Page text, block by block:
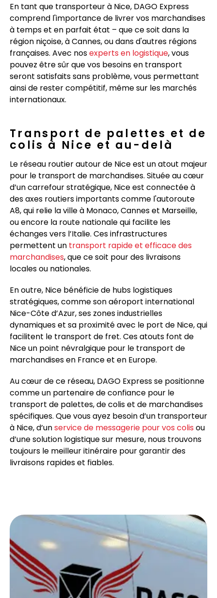
En tant que transporteur à Nice, DAGO Express
comprend l'importance de livrer vos marchandises
à temps et en parfait état – que ce soit dans la
région niçoise, à Cannes, ou dans d'autres régions
françaises. Avec nosexperts en logistique, vous
pouvez être sûr que vos besoins en transport
seront satisfaits sans problème, vous permettant
ainsi de rester compétitif, même sur les marchés
internationaux.
Transport de palettes et de
colis à Nice et au-delà
Le réseau routier autour de Nice est un atout majeur
pour le transport de marchandises. Située au cœur
d’un carrefour stratégique, Nice est connectée à
des axes routiers importants comme l'autoroute
A8, qui relie la ville à Monaco, Cannes et Marseille,
ou encore la route nationale qui facilite les
échanges vers l’Italie. Ces infrastructures
permettent un transport rapide et efficace des
marchandises, que ce soit pour des livraisons
locales ou nationales.
En outre, Nice bénéficie de hubs logistiques
stratégiques, comme son aéroport international
Nice-Côte d’Azur, ses zones industrielles
dynamiques et sa proximité avec le port de Nice, qui
facilitent le transport de fret. Ces atouts font de
Nice un point névralgique pour le transport de
marchandises en France et en Europe.
Au cœur de ce réseau, DAGO Express se positionne
comme un partenaire de confiance pour le
transport de palettes, de colis et de marchandises
spécifiques. Que vous ayez besoin d’un transporteur
à Nice, d’unservice de messagerie pour vos colis ou
d’une solution logistique sur mesure, nous trouvons
toujours le meilleur itinéraire pour garantir des
livraisons rapides et fiables.